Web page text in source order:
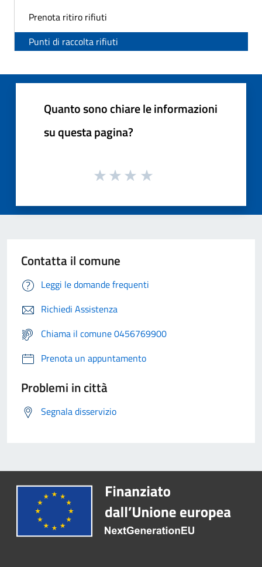
Prenota ritiro rifiuti
Punti di raccolta rifiuti
Quanto sono chiare le informazioni
su questa pagina?
Contatta il comune
Leggi le domande frequenti
Richiedi Assistenza
Chiama il comune 0456769900
Prenota un appuntamento
Problemi in città
Segnala disservizio